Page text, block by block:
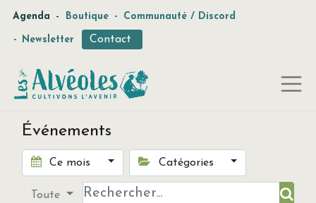
Agenda - Boutique - Communauté / Discord
- Newsletter Contact
Événements
Ce mois Catégories
Toute